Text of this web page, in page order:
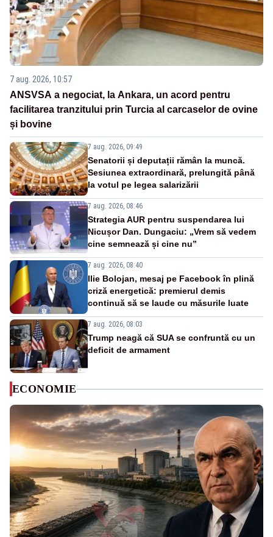
7 aug. 2026, 10:57
ANSVSA a negociat, la Ankara, un acord pentru
facilitarea tranzitului prin Turcia al carcaselor de ovine
și bovine
7 aug. 2026, 09:49
Senatorii și deputații rămân la muncă.
Sesiunea extraordinară, prelungită până
la votul pe legea salarizării
7 aug. 2026, 08:46
Strategia AUR pentru suspendarea lui
Nicușor Dan. Dungaciu: „Vrem să vedem
cine semnează și cine nu”
7 aug. 2026, 08:40
Ilie Bolojan, mesaj pe Facebook în plină
criză energetică: premierul demis
continuă să se laude cu măsurile luate
7 aug. 2026, 08:03
Trump neagă că SUA se confruntă cu un
deficit de armament
ECONOMIE